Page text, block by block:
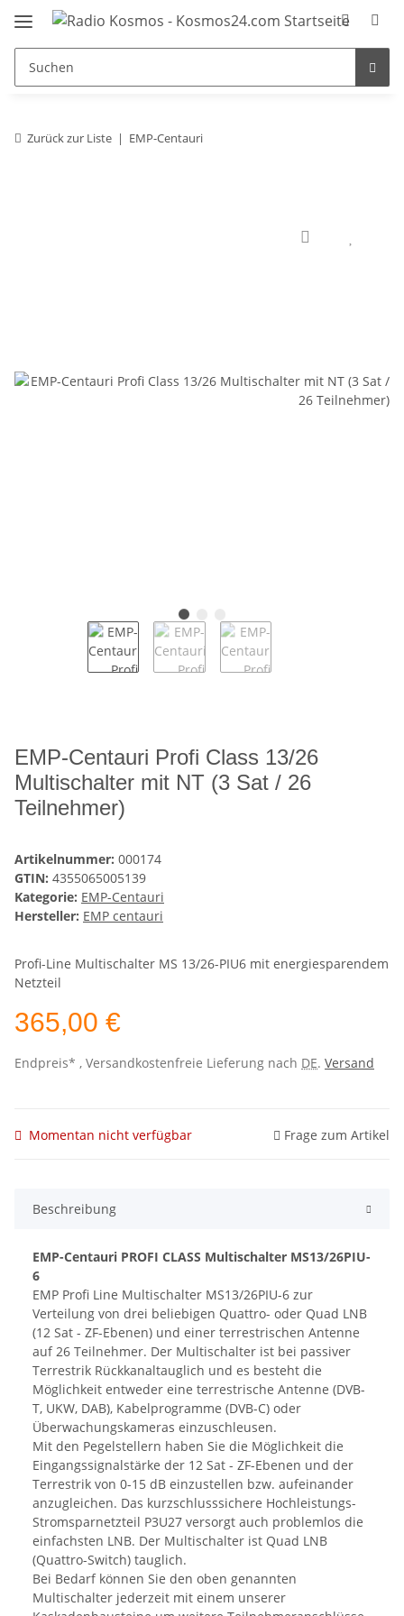
Zurück zur Liste EMP-Centauri
EMP-Centauri Profi Class 13/26
Multischalter mit NT (3 Sat / 26
Teilnehmer)
Artikelnummer: 000174
GTIN: 4355065005139
Kategorie: EMP-Centauri
Hersteller: EMP centauri
Profi-Line Multischalter MS 13/26-PIU6 mit energiesparendem
Netzteil
365,00 €
Endpreis* , Versandkostenfreie Lieferung nach DE. Versand
Momentan nicht verfügbar Frage zum Artikel
Beschreibung
EMP-Centauri PROFI CLASS Multischalter MS13/26PIU-
6
EMP Profi Line Multischalter MS13/26PIU-6 zur
Verteilung von drei beliebigen Quattro- oder Quad LNB
(12 Sat - ZF-Ebenen) und einer terrestrischen Antenne
auf 26 Teilnehmer. Der Multischalter ist bei passiver
Terrestrik Rückkanaltauglich und es besteht die
Möglichkeit entweder eine terrestrische Antenne (DVB-
T, UKW, DAB), Kabelprogramme (DVB-C) oder
Überwachungskameras einzuschleusen.
Mit den Pegelstellern haben Sie die Möglichkeit die
Eingangssignalstärke der 12 Sat - ZF-Ebenen und der
Terrestrik von 0-15 dB einzustellen bzw. aufeinander
anzugleichen. Das kurzschlusssichere Hochleistungs-
Stromsparnetzteil P3U27 versorgt auch problemlos die
einfachsten LNB. Der Multischalter ist Quad LNB
(Quattro-Switch) tauglich.
Bei Bedarf können Sie den oben genannten
Multischalter jederzeit mit einem unserer